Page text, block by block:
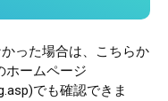
った場合は、こちらか
ホームページ
でも確認できま